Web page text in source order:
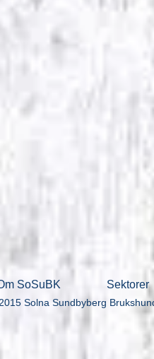
Solna Sundbyberg
SoSuBK Sektorer